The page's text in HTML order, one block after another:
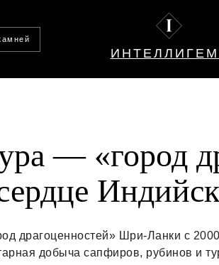
— «город
драгоценностей» Шри-Ланки с
добыча сапфиров, рубинов и